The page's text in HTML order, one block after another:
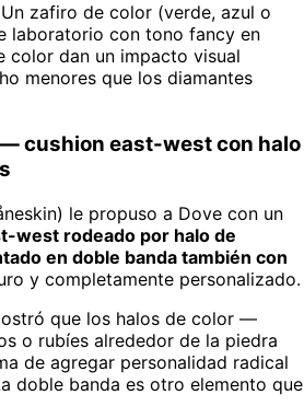
Un zafiro de color (verde, azul o
laboratorio con tono fancy en
color dan un impacto visual
menores que los diamantes
— cushion east-west con halo
le propuso a Dove con un
west rodeado por halo de
en doble banda también con
y completamente personalizado.
que los halos de color —
o rubíes alrededor de la piedra
de agregar personalidad radical
doble banda es otro elemento que